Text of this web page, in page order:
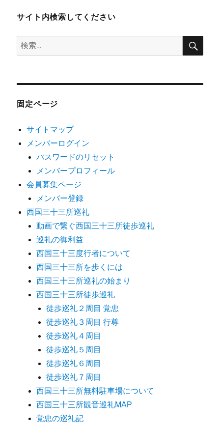
サイト内検索してください
検
索:
検
固定ページ
サイトマップ
メンバーログイン
パスワードのリセット
メンバープロフィール
会員募集ページ
メンバー登録
西国三十三所巡礼
動画で繋ぐ西国三十三所徒歩巡礼
巡礼の御利益
西国三十三度行者について
西国三十三所を歩くには
西国三十三所巡礼の始まり
西国三十三所徒歩巡礼
徒歩巡礼２周目 覚忠
徒歩巡礼３周目 行尊
徒歩巡礼４周目
徒歩巡礼５周目
徒歩巡礼６周目
徒歩巡礼７周目
西国三十三所無料駐車場について
西国三十三所観音巡礼MAP
覚忠の巡礼記